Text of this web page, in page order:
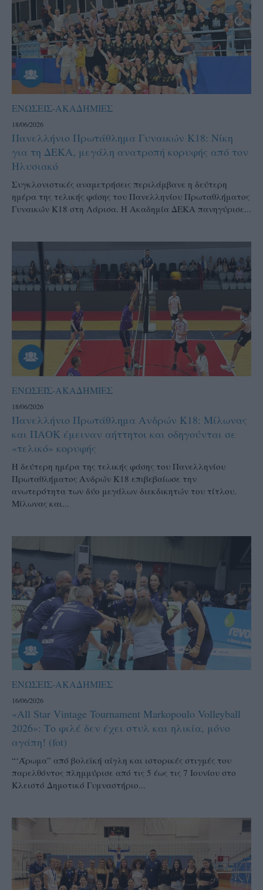
ΕΝΩΣΕΙΣ-ΑΚΑΔΗΜΙΕΣ
18/06/2026
Πανελλήνιο Πρωτάθλημα Γυναικών Κ18: Νίκη
για τη ΔΕΚΑ, μεγάλη ανατροπή κορυφής από τον
Ηλυσιακό
Συγκλονιστικές αναμετρήσεις περιλάμβανε η δεύτερη
ημέρα της τελικής φάσης του Πανελληνίου Πρωταθλήματος
Γυναικών Κ18 στη Λάρισα. Η Ακαδημία ΔΕΚΑ πανηγύρισε...
ΕΝΩΣΕΙΣ-ΑΚΑΔΗΜΙΕΣ
18/06/2026
Πανελλήνιο Πρωτάθλημα Ανδρών Κ18: Μίλωνας
και ΠΑΟΚ έμειναν αήττητοι και οδηγούνται σε
«τελικό» κορυφής
Η δεύτερη ημέρα της τελικής φάσης του Πανελληνίου
Πρωταθλήματος Ανδρών Κ18 επιβεβαίωσε την
ανωτερότητα των δύο μεγάλων διεκδικητών του τίτλου.
Μίλωνας και...
ΕΝΩΣΕΙΣ-ΑΚΑΔΗΜΙΕΣ
16/06/2026
«All Star Vintage Tournament Markopoulo Volleyball
2026»: Το φιλέ δεν έχει στυλ και ηλικία, μόνο
αγάπη! (fot)
“‘Άρωμα” από βολεϊκή αίγλη και ιστορικές στιγμές του
παρελθόντος πλημμύρισε από τις 5 έως τις 7 Ιουνίου στο
Κλειστό Δημοτικό Γυμναστήριο...